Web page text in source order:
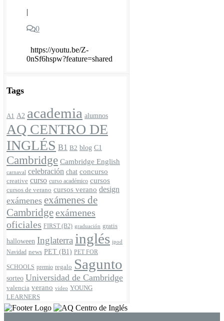
|
0
https://youtu.be/Z-
0nSf6hspw?feature=shared
Tags
A1 A2 academia alumnos
AQ CENTRO DE
INGLÉS B1 B2 blog C1
Cambridge Cambridge English
carnaval celebración chat concurso
creative curso curso académico cursos
cursos de verano cursos verano design
exámenes exámenes de
Cambridgeexámenes
oficiales FIRST (B2) graduación gratis
halloween Inglaterra inglés ipod
Navidad news PET (B1) PET FOR
SCHOOLS premio regalo Sagunto
sorteo Universidad de Cambridge
valencia verano video YOUNG
LEARNERS